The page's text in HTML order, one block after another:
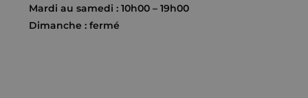
Mardi au samedi : 10h00 – 19h00
Dimanche : fermé